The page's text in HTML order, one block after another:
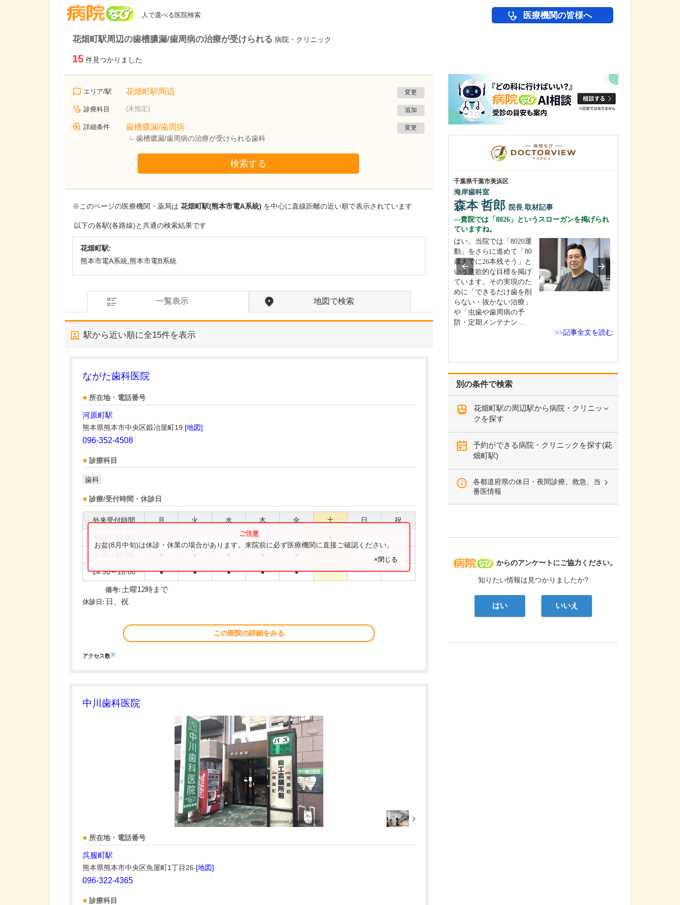
人で選べる医院検索 医療機関の皆様へ
花畑町駅周辺の歯槽膿漏/歯周病の治療が受けられる 病院・クリニック
15 件見つかりました
エリア/駅 花畑町駅周辺 変更
診療科目 (未指定) 追加
詳細条件 歯槽膿漏/歯周病
歯槽膿漏/歯周病の治療が受けられる歯科
変更
検索する
※このページの医療機関・薬局は 花畑町駅(熊本市電A系統) を中心に直線距離の近い順で表示されています
以下の各駅(各路線)と共通の検索結果です
花畑町駅:
熊本市電A系統,熊本市電B系統
一覧表示 地図で検索
駅から近い順に全15件を表示
ながた歯科医院
所在地・電話番号
河原町駅
熊本県熊本市中央区鍛冶屋町19 [地図]
096-352-4508
診療科目
歯科
診療/受付時間・休診日
外来受付時間 月 火 水 木 金 土 日 祝
14:30～18:00 ● ● ● ● ●
お盆(8月中旬)は休診・休業の場合があります。来院前に必ず医療機関に直接ご確認ください。
×閉じる
備考: 土曜12時まで
休診日: 日、祝
この医院の詳細をみる
アクセス数※
中川歯科医院
所在地・電話番号
呉服町駅
熊本県熊本市中央区魚屋町1丁目26 [地図]
096-322-4365
診療科目
別の条件で検索
花畑町駅の周辺駅から病院・クリニッ
クを探す
予約ができる病院・クリニックを探す(花
畑町駅)
各都道府県の休日・夜間診療、救急、当
番医情報
病院なび
からのアンケートにご協力ください。
知りたい情報は見つかりましたか?
はい いいえ
たかしお内科ハートクリニック
高潮 征爾院長取材記事
を繰り返しながら病状は
だんだん悪くなっていき
ます。大学病院で後進の
育成に取り組みつつ、高
千葉県千葉市美浜区
海岸歯科室
森本 哲郎 院長 取材記事
貴院では「8026」というスローガンを掲げられ
ていますね。
はい。当院では「8020運
動」をさらに進めて「80
歳までに26本残そう」と
いう意欲的な目標を掲げ
ています。その実現のた
めに「できるだけ歯を削
らない・抜かない治療」
や「虫歯や歯周病の予
防・定期メンテナン…
>>記事全文を読む